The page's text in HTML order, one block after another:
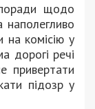
щодо
наполегливо
на комісію у
дорогі речі
привертати
підозр у